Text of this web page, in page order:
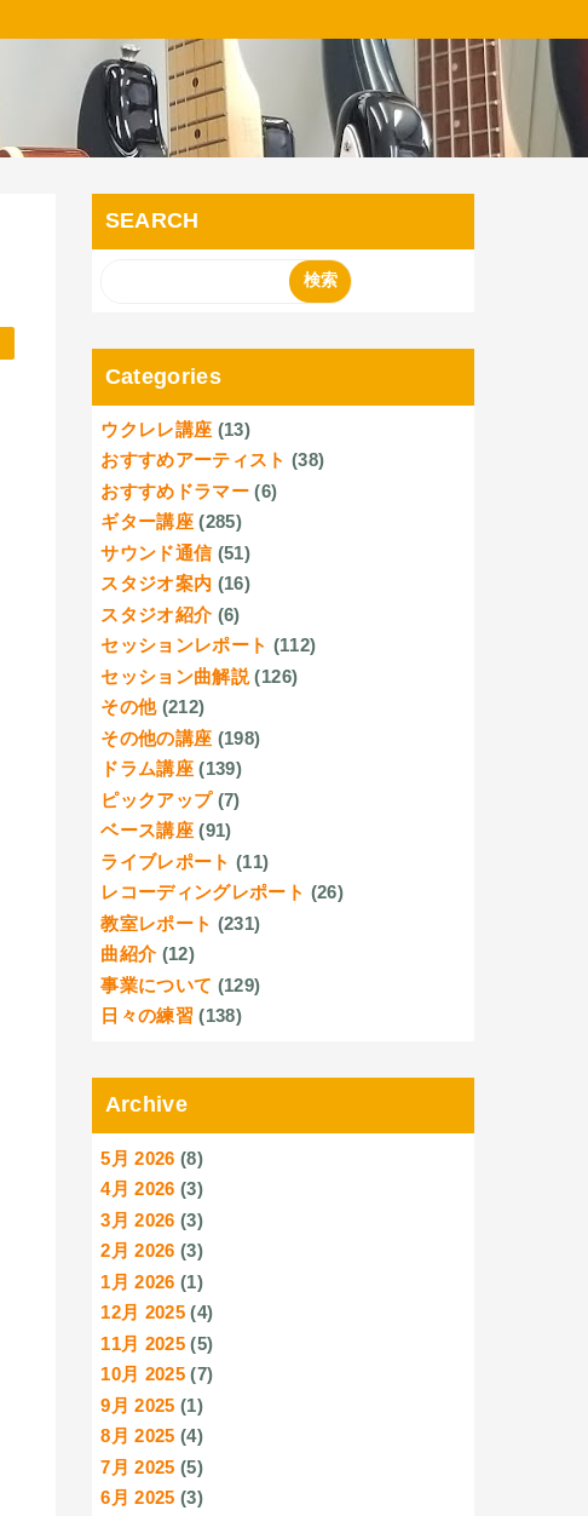
SEARCH
Categories
ウクレレ講座 (13)
おすすめアーティスト (38)
おすすめドラマー (6)
ギター講座 (285)
サウンド通信 (51)
スタジオ案内 (16)
スタジオ紹介 (6)
セッションレポート (112)
セッション曲解説 (126)
その他 (212)
その他の講座 (198)
ドラム講座 (139)
ピックアップ (7)
ベース講座 (91)
ライブレポート (11)
レコーディングレポート (26)
教室レポート (231)
曲紹介 (12)
事業について (129)
日々の練習 (138)
Archive
5月 2026 (8)
4月 2026 (3)
3月 2026 (3)
2月 2026 (3)
1月 2026 (1)
12月 2025 (4)
11月 2025 (5)
10月 2025 (7)
9月 2025 (1)
8月 2025 (4)
7月 2025 (5)
6月 2025 (3)